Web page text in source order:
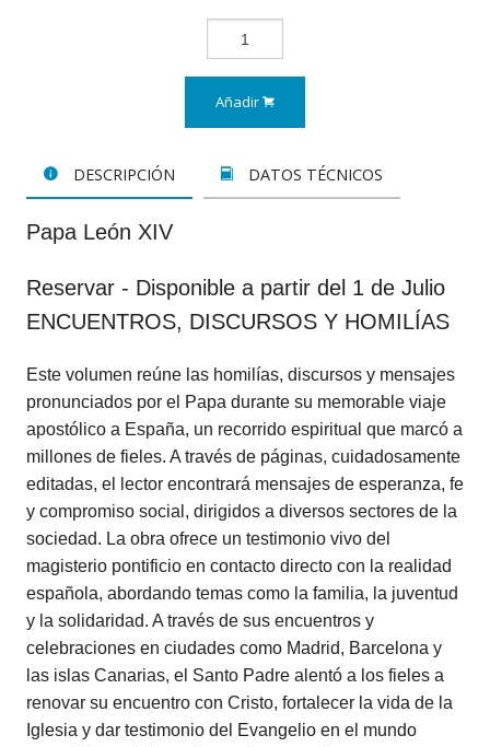
Añadir
DESCRIPCIÓN DATOS TÉCNICOS
Papa León XIV
Reservar - Disponible a partir del 1 de Julio
ENCUENTROS, DISCURSOS Y HOMILÍAS
Este volumen reúne las homilías, discursos y mensajes
pronunciados por el Papa durante su memorable viaje
apostólico a España, un recorrido espiritual que marcó a
millones de fieles. A través de páginas, cuidadosamente
editadas, el lector encontrará mensajes de esperanza, fe
y compromiso social, dirigidos a diversos sectores de la
sociedad. La obra ofrece un testimonio vivo del
magisterio pontificio en contacto directo con la realidad
española, abordando temas como la familia, la juventud
y la solidaridad. A través de sus encuentros y
celebraciones en ciudades como Madrid, Barcelona y
las islas Canarias, el Santo Padre alentó a los fieles a
renovar su encuentro con Cristo, fortalecer la vida de la
Iglesia y dar testimonio del Evangelio en el mundo